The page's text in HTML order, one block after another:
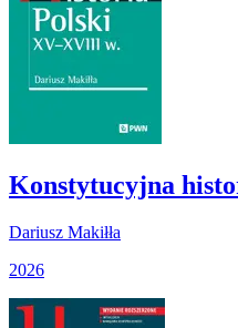
Konstytucyjna
Dariusz Makiłła
2026